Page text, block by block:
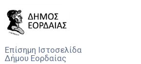
Επίσημη Ιστοσελίδα
Δήμου Εορδαίας